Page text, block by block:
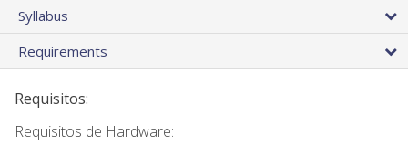
Syllabus
Requirements
Requisitos:
Requisitos de Hardware: